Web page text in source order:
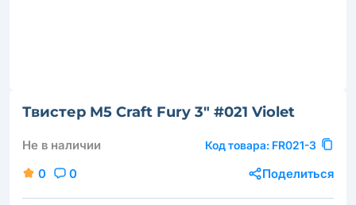
Твистер M5 Craft Fury 3" #021 Violet
Не в наличии Код товара: FR021-3
0 0 Поделиться